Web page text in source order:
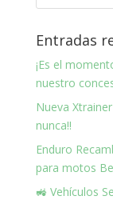
Entradas
¡Es el
nuestro
Nueva
nunca!!
Enduro
para motos
🚜 Vehículos